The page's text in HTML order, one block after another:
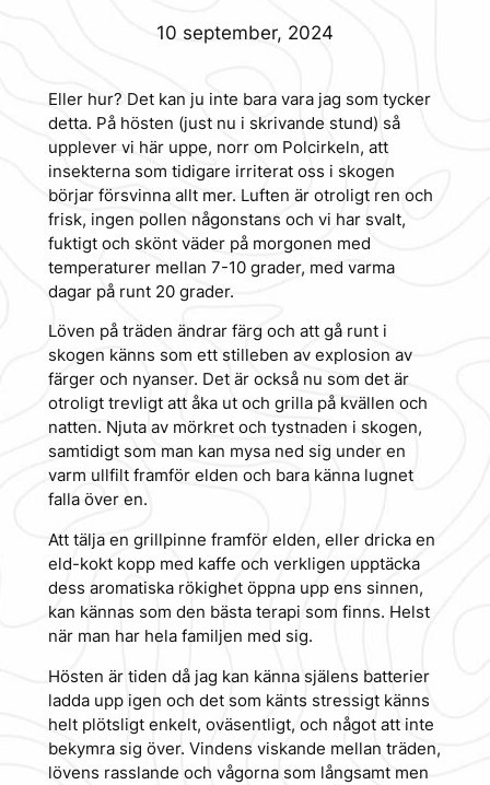
10 september, 2024
Eller hur? Det kan ju inte bara vara jag som tycker
detta. På hösten (just nu i skrivande stund) så
upplever vi här uppe, norr om Polcirkeln, att
insekterna som tidigare irriterat oss i skogen
börjar försvinna allt mer. Luften är otroligt ren och
frisk, ingen pollen någonstans och vi har svalt,
fuktigt och skönt väder på morgonen med
temperaturer mellan 7-10 grader, med varma
dagar på runt 20 grader.
Löven på träden ändrar färg och att gå runt i
skogen känns som ett stilleben av explosion av
färger och nyanser. Det är också nu som det är
otroligt trevligt att åka ut och grilla på kvällen och
natten. Njuta av mörkret och tystnaden i skogen,
samtidigt som man kan mysa ned sig under en
varm ullfilt framför elden och bara känna lugnet
falla över en.
Att tälja en grillpinne framför elden, eller dricka en
eld-kokt kopp med kaffe och verkligen upptäcka
dess aromatiska rökighet öppna upp ens sinnen,
kan kännas som den bästa terapi som finns. Helst
när man har hela familjen med sig.
Hösten är tiden då jag kan känna själens batterier
ladda upp igen och det som känts stressigt känns
helt plötsligt enkelt, oväsentligt, och något att inte
bekymra sig över. Vindens viskande mellan träden,
lövens rasslande och vågorna som långsamt men